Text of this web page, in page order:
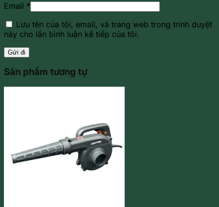
Email *
Lưu tên của tôi, email, và trang web trong trình duyệt
này cho lần bình luận kế tiếp của tôi.
Sản phẩm tương tự